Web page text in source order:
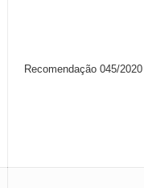
Recomendação 045/2020